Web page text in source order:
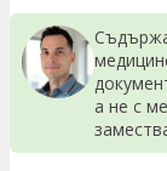
а не с